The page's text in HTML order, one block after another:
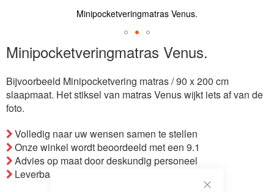
Minipocketveringmatras Venus.
Ga
naar
het
begin
van
de
afbeeldingen-
gallerij
Minipocketveringmatras Venus.
Bijvoorbeeld Minipocketvering matras / 90 x 200 cm
slaapmaat. Het stiksel van matras Venus wijkt iets af van de
foto.
Volledig naar uw wensen samen te stellen
Onze winkel wordt beoordeeld met een 9.1
Advies op maat door deskundig personeel
Leverbaar in Nederland en België